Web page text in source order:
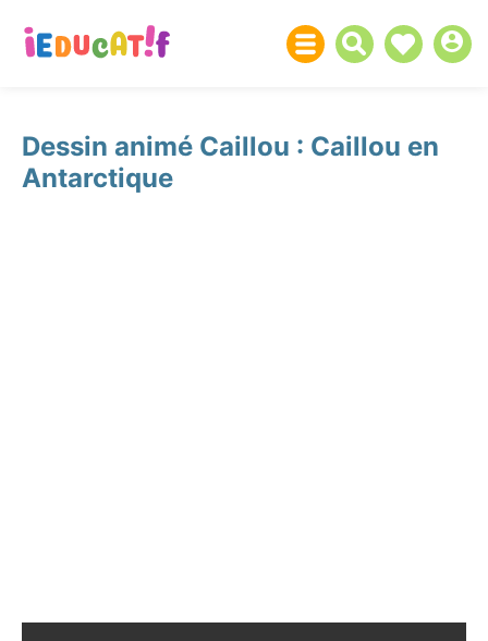
Dessin animé Caillou : Caillou en
Antarctique